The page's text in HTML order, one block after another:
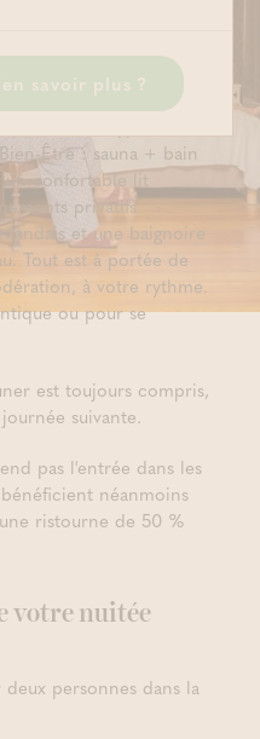
Être : sauna + bain
un confortable lit
privatifs
et une baignoire
Tout est à portée de
à votre rythme.
ou pour se
est toujours compris,
suivante.
pas l'entrée dans les
néanmoins
ristourne de 50 %
votre nuitée
personnes dans la
savoir plus ?